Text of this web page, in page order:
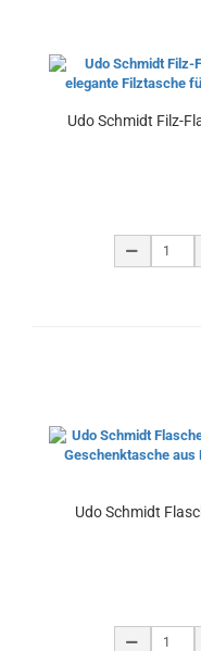
Udo Schmidt Filz-
Udo Schmidt